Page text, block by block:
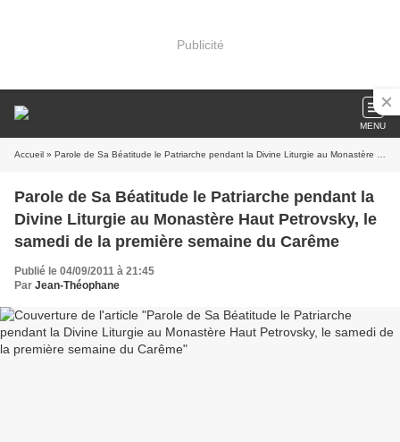
Publicité
MENU
Accueil » Parole de Sa Béatitude le Patriarche pendant la Divine Liturgie au Monastère Haut Petrovsky, le samedi de la première semaine du Carême
Parole de Sa Béatitude le Patriarche pendant la
Divine Liturgie au Monastère Haut Petrovsky, le
samedi de la première semaine du Carême
Publié le 04/09/2011 à 21:45
Par Jean-Théophane